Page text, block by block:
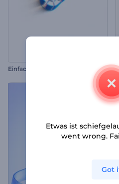
E
infache Umformung Logo Reveal
Etwas ist
went wrong.
Got